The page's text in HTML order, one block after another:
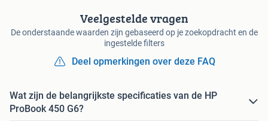
Veelgestelde vragen
De onderstaande waarden zijn gebaseerd op je zoekopdracht en de
ingestelde filters
Deel opmerkingen over deze FAQ
Wat zijn de belangrijkste specificaties van de HP
ProBook 450 G6?